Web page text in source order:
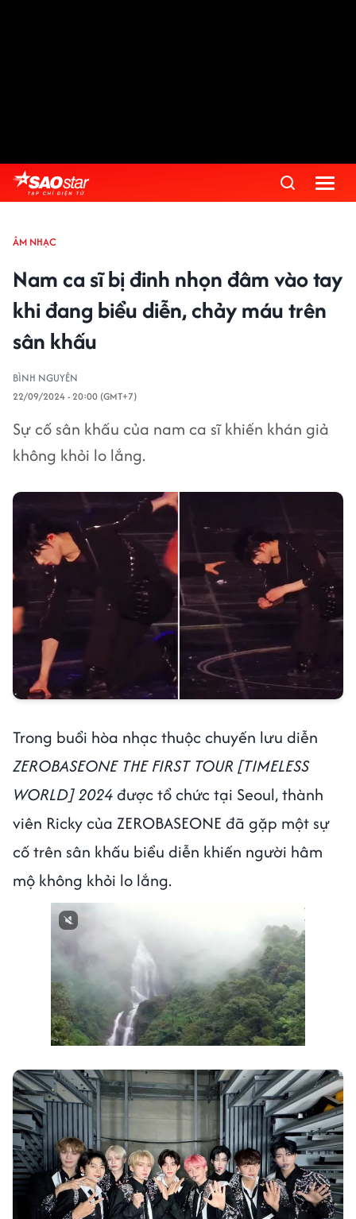
ÂM NHẠC
Nam ca sĩ bị đinh nhọn đâm vào tay
khi đang biểu diễn, chảy máu trên
sân khấu
BÌNH NGUYÊN
22/09/2024 - 20:00 (GMT+7)
Sự cố sân khấu của nam ca sĩ khiến khán giả
không khỏi lo lắng.
Trong buổi hòa nhạc thuộc chuyến lưu diễn
ZEROBASEONE THE FIRST TOUR [TIMELESS
WORLD] 2024được tổ chức tại Seoul, thành
viên Ricky của ZEROBASEONE đã gặp một sự
cố trên sân khấu biểu diễn khiến người hâm
mộ không khỏi lo lắng.
Next video in 1 Cancel